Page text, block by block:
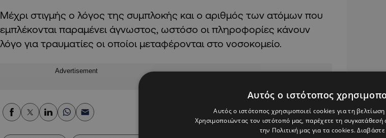
Μέχρι στιγμής ο λόγος της συμπλοκής και ο αριθμός των ατόμων που
εμπλέκονται παραμένει άγνωστος, ωστόσο οι πληροφορίες κάνουν
λόγο για τραυματίες οι οποίοι μεταφέρονται στο νοσοκομείο.
Advertisement
Alpha Podcasts
Αυτός ο ιστότοπος
Αυτός ο ιστότοπος χρησιμοποιεί cookies για τη
Χρησιμοποιώντας τον ιστότοπό μας, παρέχετε τη
την Πολιτική μας για τα cookies.